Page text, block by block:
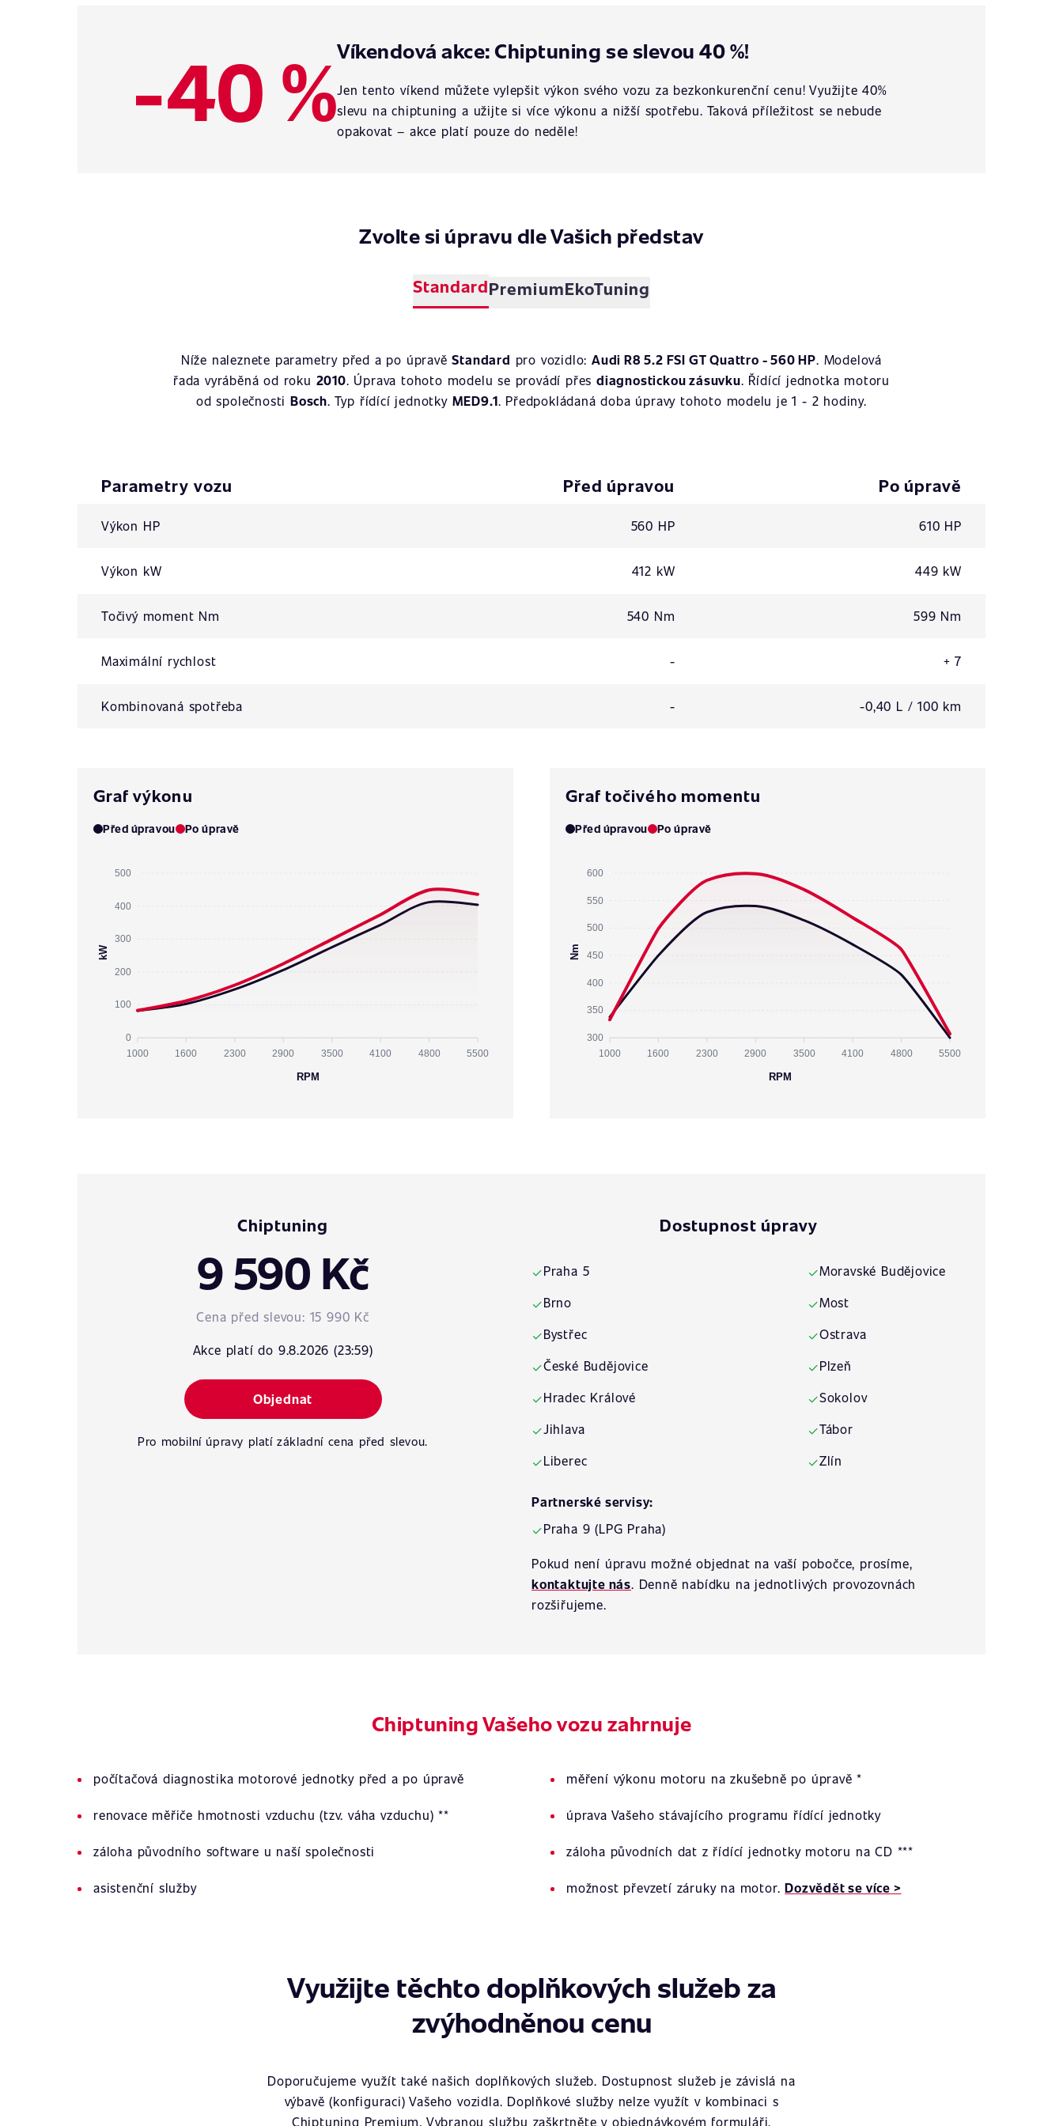
-40 %Víkendová akce: Chiptuning se slevou 40 %!
Jen tento víkend můžete vylepšit výkon svého vozu za bezkonkurenční cenu! Využijte 40%
slevu na chiptuning a užijte si více výkonu a nižší spotřebu. Taková příležitost se nebude
opakovat – akce platí pouze do neděle!
Zvolte si úpravu dle Vašich představ
StandardPremiumEkoTuning
Níže naleznete parametry před a po úpravěStandard pro vozidlo:Audi R8 5.2 FSI GT Quattro - 560 HP. Modelová
řada vyráběná od roku 2010. Úprava tohoto modelu se provádí přes diagnostickou zásuvku. Řídící jednotka motoru
od společnostiBosch. Typ řídící jednotky MED9.1. Předpokládaná doba úpravy tohoto modelu je 1 - 2 hodiny.
Parametry vozu Před úpravou Po úpravě
Výkon HP 560 HP 610 HP
Výkon kW 412 kW 449 kW
Točivý moment Nm 540 Nm 599 Nm
Maximální rychlost - + 7
Kombinovaná spotřeba - -0,40 L / 100 km
Graf výkonu
Před úpravou Po úpravě
500
400
300
200
100
0
kW
1000 1600 2300 2900 3500 4100 4800 5500
RPM
Graf točivého momentu
Před úpravou Po úpravě
600
550
500
450
400
350
300
Nm
1000 1600 2300 2900 3500 4100 4800 5500
RPM
Chiptuning
9 590 Kč
Cena před slevou: 15 990 Kč
Akce platí do 9.8.2026 (23:59)
Objednat
Pro mobilní úpravy platí základní cena před slevou.
Dostupnost úpravy
✓Praha 5
✓Brno
✓Bystřec
✓České Budějovice
✓Hradec Králové
✓Jihlava
✓Liberec
✓Moravské Budějovice
✓Most
✓Ostrava
✓Plzeň
✓Sokolov
✓Tábor
✓Zlín
Partnerské servisy:
✓Praha 9 (LPG Praha)
Pokud není úpravu možné objednat na vaší pobočce, prosíme,
kontaktujte nás. Denně nabídku na jednotlivých provozovnách
rozšiřujeme.
Chiptuning Vašeho vozu zahrnuje
počítačová diagnostika motorové jednotky před a po úpravě měření výkonu motoru na zkušebně po úpravě *
renovace měřiče hmotnosti vzduchu (tzv. váha vzduchu) ** úprava Vašeho stávajícího programu řídící jednotky
záloha původního software u naší společnosti záloha původních dat z řídící jednotky motoru na CD ***
asistenční služby možnost převzetí záruky na motor.Dozvědět se více >
Využijte těchto doplňkových služeb za
zvýhodněnou cenu
Doporučujeme využít také našich doplňkových služeb. Dostupnost služeb je závislá na
výbavě (konfiguraci) Vašeho vozidla. Doplňkové služby nelze využít v kombinaci s
Chiptuning Premium. Vybranou službu zaškrtněte v objednávkovém formuláři.